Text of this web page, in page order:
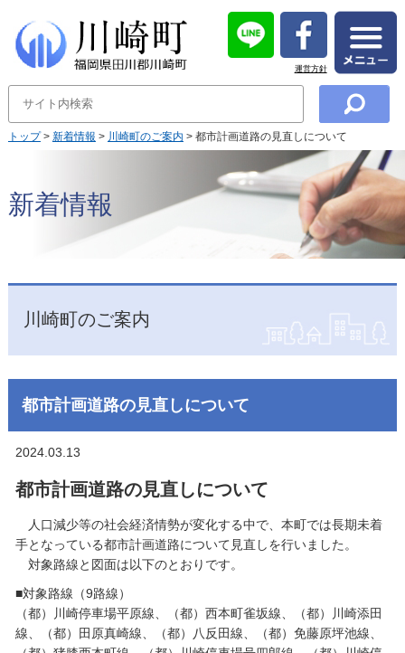
運営方針
トップ> 新着情報 > 川崎町のご案内 > 都市計画道路の見直しについて
新着情報
川崎町のご案内
都市計画道路の見直しについて
2024.03.13
都市計画道路の見直しについて
人口減少等の社会経済情勢が変化する中で、本町では長期未着
手となっている都市計画道路について見直しを行いました。
対象路線と図面は以下のとおりです。
■対象路線（9路線）
（都）川崎停車場平原線、（都）西本町雀坂線、（都）川崎添田
線、（都）田原真崎線、（都）八反田線、（都）免藤原坪池線、